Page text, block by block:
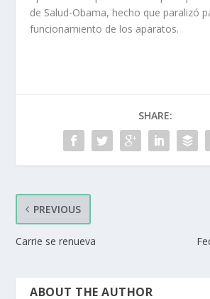
de Salud-Obama, hecho que paralizó
funcionamiento de los aparatos.
SHARE:
PREVIOUS
Carrie se renueva
ABOUT THE AUTHOR